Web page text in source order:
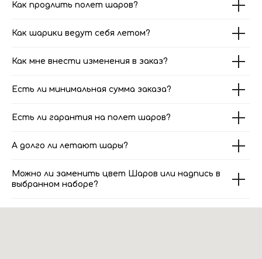
Как продлить полет шаров?
Как шарики ведут себя летом?
Как мне внести изменения в заказ?
Есть ли минимальная сумма заказа?
Есть ли гарантия на полет шаров?
А долго ли летают шары?
Можно ли заменить цвет Шаров или надпись в
выбранном наборе?